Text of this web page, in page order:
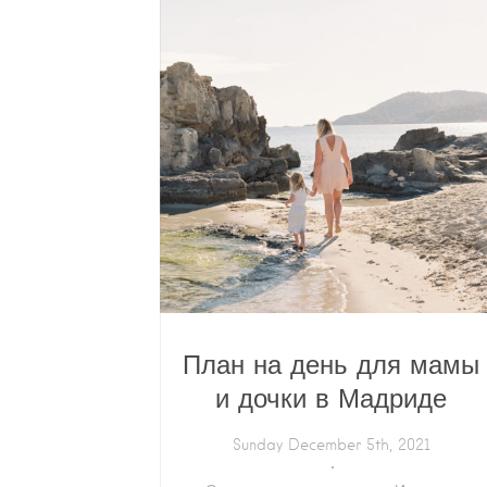
План на день для мамы
и дочки в Мадриде
Sunday December 5th, 2021